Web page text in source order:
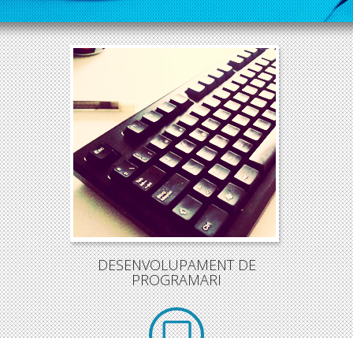
Elprogramariés una peça essencial
per al funcionament de lesempreses.
Tant solucions estàndard i cerrradas
com solucionsa mida.
DESENVOLUPAMENT DE
PROGRAMARI